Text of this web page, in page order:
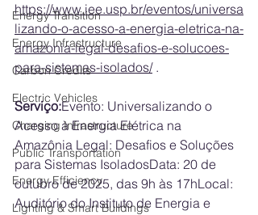
Energy Transition
Energy Infrastructure
Carbon Credits
Electric Vehicles
Charging Infrastructure
Public Transportation
Energy Efficiency
Lighting & Smart Buildings
https://www.iee.usp.br/eventos/universa
lizando-o-acesso-a-energia-eletrica-na-
amazonia-legal-desafios-e-solucoes-
para-sistemas-isolados/ .
Serviço:Evento: Universalizando o
Acesso à Energia Elétrica na
Amazônia Legal: Desafios e Soluções
para Sistemas IsoladosData: 20 de
outubro de 2025, das 9h às 17hLocal:
Auditório do Instituto de Energia e